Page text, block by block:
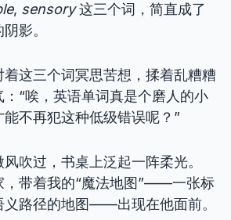
, sensory这三个词，简直成了
影。
这三个词冥思苦想，揉着乱糟糟
“唉，英语单词真是个磨人的小
不再犯这种低级错误呢？”
吹过，书桌上泛起一阵柔光。
，带着我的“魔法地图”——一张标
义路径的地图——出现在他面前。